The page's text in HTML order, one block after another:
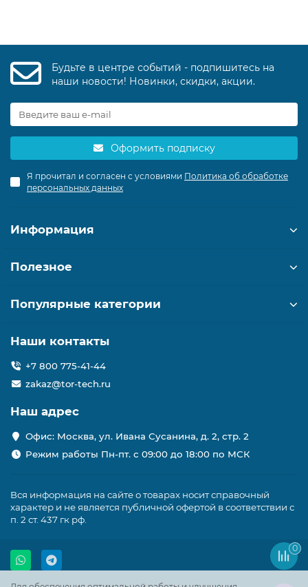
Будьте в центре событий - подпишитесь на
наши новости! Новинки, скидки, акции.
Оформить подписку
Я прочитал и согласен с условиями Политика об обработке
персональных данных
Информация
Полезное
Популярные категории
Наши контакты
+7 800 775-41-44
zakaz@tor-tech.ru
Наш адрес
Офис: Москва, ул. Ивана Сусанина, д. 2, стр. 2
Режим работы Пн-пт. с 09:00 до 18:00 по МСК
Вся информация на сайте о товарах носит справочный
характер и не является публичной офертой в соответствии с
п. 2 ст. 437 гк рф.
0